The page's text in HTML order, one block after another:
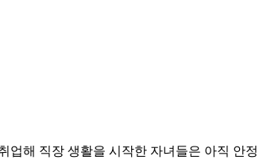
해 직장 생활을 시작한 자녀들은 아직 안